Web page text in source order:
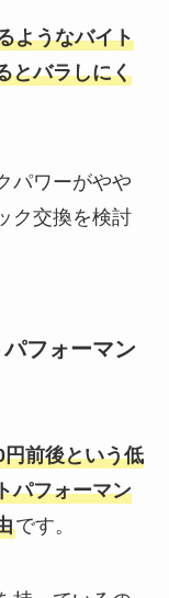
ようなバイト
とバラしにく
パワーがやや
ク交換を検討
フォーマン
前後という低
パフォーマン
です。